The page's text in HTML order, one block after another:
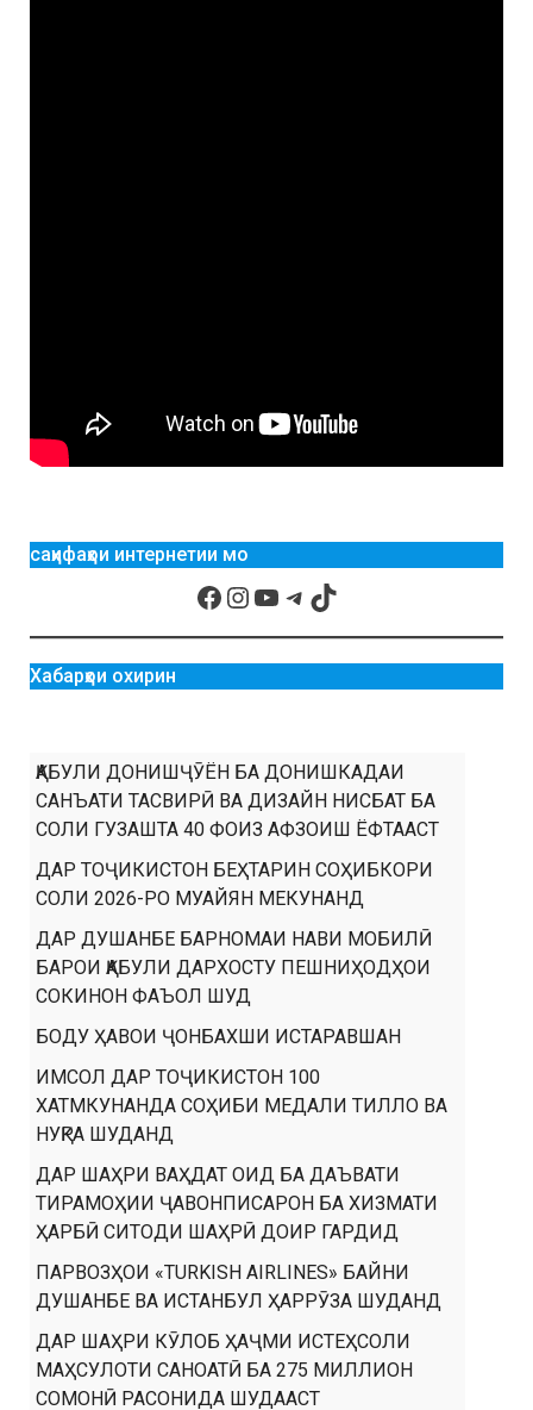
саҳифаҳои интернетии мо
Хабарҳои охирин
ҚАБУЛИ ДОНИШҶӮЁН БА ДОНИШКАДАИ
САНЪАТИ ТАСВИРӢ ВА ДИЗАЙН НИСБАТ БА
СОЛИ ГУЗАШТА 40 ФОИЗ АФЗОИШ ЁФТААСТ
ДАР ТОҶИКИСТОН БЕҲТАРИН СОҲИБКОРИ
СОЛИ 2026-РО МУАЙЯН МЕКУНАНД
ДАР ДУШАНБЕ БАРНОМАИ НАВИ МОБИЛӢ
БАРОИ ҚАБУЛИ ДАРХОСТУ ПЕШНИҲОДҲОИ
СОКИНОН ФАЪОЛ ШУД
БОДУ ҲАВОИ ҶОНБАХШИ ИСТАРАВШАН
ИМСОЛ ДАР ТОҶИКИСТОН 100
ХАТМКУНАНДА СОҲИБИ МЕДАЛИ ТИЛЛО ВА
НУҚРА ШУДАНД
ДАР ШАҲРИ ВАҲДАТ ОИД БА ДАЪВАТИ
ТИРАМОҲИИ ҶАВОНПИСАРОН БА ХИЗМАТИ
ҲАРБӢ СИТОДИ ШАҲРӢ ДОИР ГАРДИД
ПАРВОЗҲОИ «TURKISH AIRLINES» БАЙНИ
ДУШАНБЕ ВА ИСТАНБУЛ ҲАРРӮЗА ШУДАНД
ДАР ШАҲРИ КӮЛОБ ҲАҶМИ ИСТЕҲСОЛИ
МАҲСУЛОТИ САНОАТӢ БА 275 МИЛЛИОН
СОМОНӢ РАСОНИДА ШУДААСТ